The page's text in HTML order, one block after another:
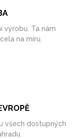
výrobu. Ta nám
na míru.
všech dostupných